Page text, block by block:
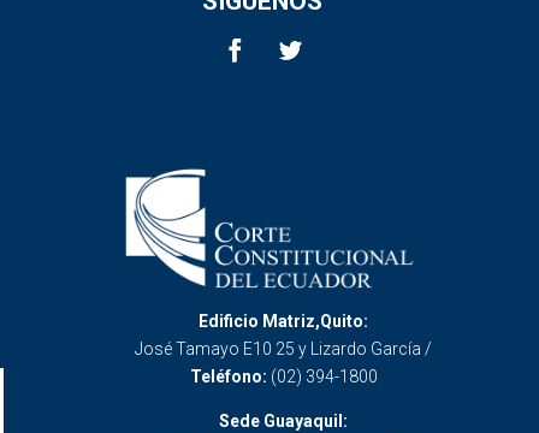
Edificio Matriz,Quito:
José Tamayo E10 25 y Lizardo García /
Teléfono: (02) 394-1800
Sede Guayaquil: